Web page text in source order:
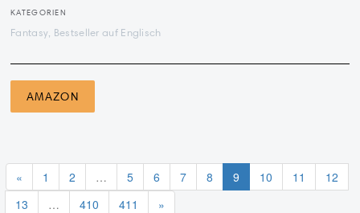
KATEGORIEN
Fantasy, Bestseller auf Englisch
AMAZON
« 1 2 … 5 6 7 8 9 10 11
12
13
… 410 411 »